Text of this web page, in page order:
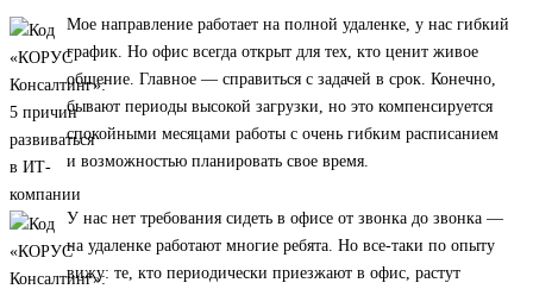
Мое направление работает на полной удаленке, у нас гибкий
график. Но офис всегда открыт для тех, кто ценит живое
общение. Главное — справиться с задачей в срок. Конечно,
бывают периоды высокой загрузки, но это компенсируется
спокойными месяцами работы с очень гибким расписанием
и возможностью планировать свое время.
У нас нет требования сидеть в офисе от звонка до звонка —
на удаленке работают многие ребята. Но все-таки по опыту
вижу: те, кто периодически приезжают в офис, растут